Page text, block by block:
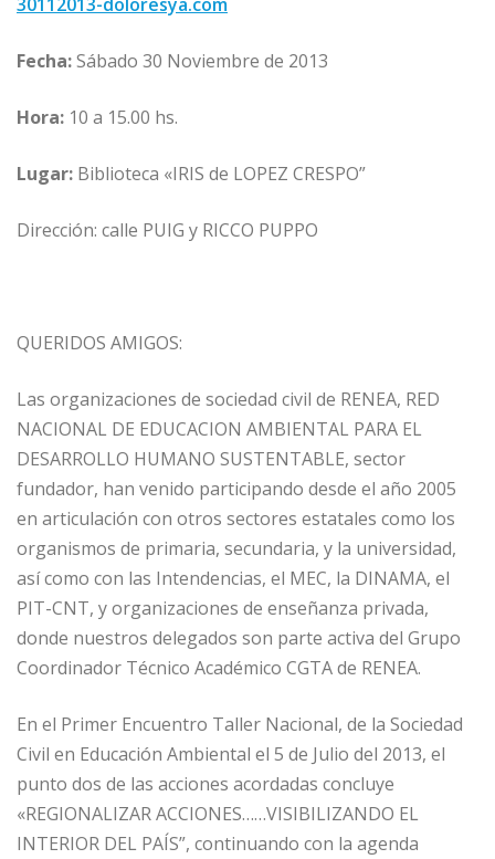
Fecha:Sábado 30 Noviembre de 2013
Hora: 10 a 15.00 hs.
Lugar: Biblioteca «IRIS de LOPEZ CRESPO”
Dirección: calle PUIG y RICCO PUPPO
QUERIDOS AMIGOS:
Las organizaciones de sociedad civil de RENEA, RED
NACIONAL DE EDUCACION AMBIENTAL PARA EL
DESARROLLO HUMANO SUSTENTABLE, sector
fundador, han venido participando desde el año 2005
en articulación con otros sectores estatales como los
organismos de primaria, secundaria, y la universidad,
así como con las Intendencias, el MEC, la DINAMA, el
PIT-CNT, y organizaciones de enseñanza privada,
donde nuestros delegados son parte activa del Grupo
Coordinador Técnico Académico CGTA de RENEA.
En el Primer Encuentro Taller Nacional, de la Sociedad
Civil en Educación Ambiental el 5 de Julio del 2013, el
punto dos de las acciones acordadas concluye
«REGIONALIZAR ACCIONES……VISIBILIZANDO EL
INTERIOR DEL PAÍS”, continuando con la agenda